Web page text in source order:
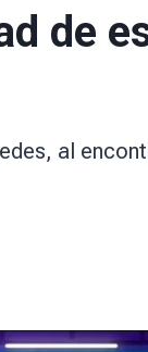
de
al